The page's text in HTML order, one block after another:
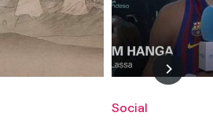
Social